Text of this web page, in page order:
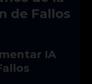
de Fallos
IA